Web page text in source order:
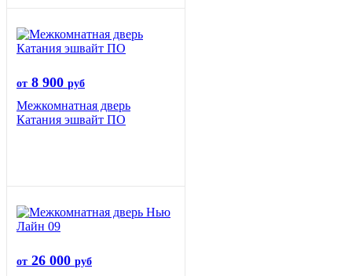
от 8 900 руб
Межкомнатная дверь
Катания эшвайт ПО
от 26 000 руб